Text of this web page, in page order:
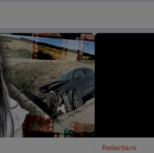
Redactia.ro